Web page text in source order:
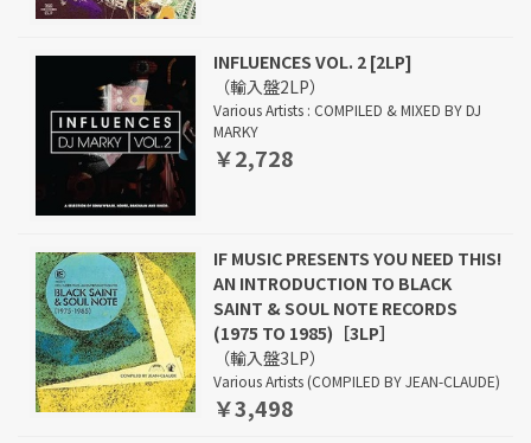
INFLUENCES VOL. 2 [2LP]
（輸入盤2LP）
Various Artists : COMPILED & MIXED BY DJ
MARKY
￥2,728
IF MUSIC PRESENTS YOU NEED THIS!
AN INTRODUCTION TO BLACK
SAINT & SOUL NOTE RECORDS
(1975 TO 1985)［3LP］
（輸入盤3LP）
Various Artists (COMPILED BY JEAN-CLAUDE)
￥3,498